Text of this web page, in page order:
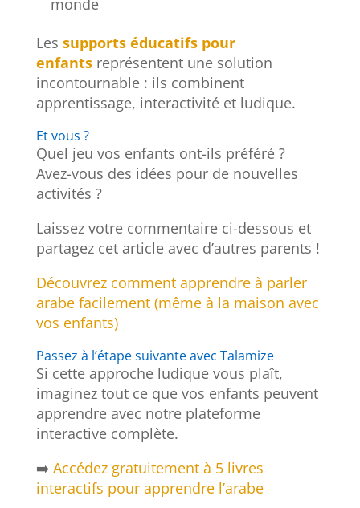
monde
Les supports éducatifs pour
enfantsreprésentent une solution
incontournable : ils combinent
apprentissage, interactivité et ludique.
Et vous ?
Quel jeu vos enfants ont-ils préféré ?
Avez-vous des idées pour de nouvelles
activités ?
Laissez votre commentaire ci-dessous et
partagez cet article avec d’autres parents !
Découvrez comment apprendre à parler
arabe facilement (même à la maison avec
vos enfants)
Passez à l’étape suivante avec Talamize
Si cette approche ludique vous plaît,
imaginez tout ce que vos enfants peuvent
apprendre avec notre plateforme
interactive complète.
➡️ Accédez gratuitement à 5 livres
interactifs pour apprendre l’arabe